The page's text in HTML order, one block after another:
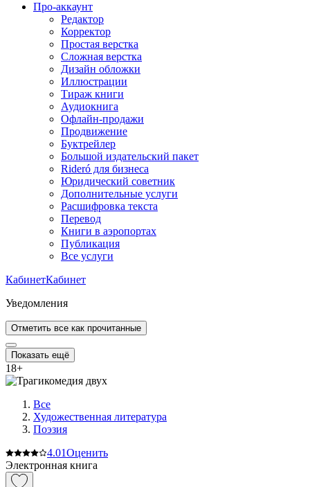
Про-аккаунт
Редактор
Корректор
Простая верстка
Сложная верстка
Дизайн обложки
Иллюстрации
Тираж книги
Аудиокнига
Офлайн-продажи
Продвижение
Буктрейлер
Большой издательский пакет
Rideró для бизнеса
Юридический советник
Дополнительные услуги
Расшифровка текста
Перевод
Книги в аэропортах
Публикация
Все услуги
КабинетКабинет
Уведомления
Отметить все как прочитанные
Показать ещё
18+
Все
Художественная литература
Поэзия
4.01Оценить
Электронная книга